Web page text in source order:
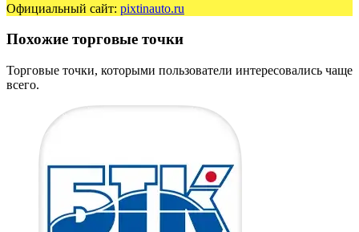
Официальный сайт: pixtinauto.ru
Похожие торговые точки
Торговые точки, которыми пользователи интересовались чаще
всего.